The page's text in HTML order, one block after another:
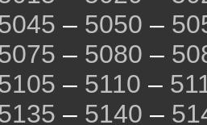
– 5050 –
– 5080 –
– 5110 –
– 5140 –